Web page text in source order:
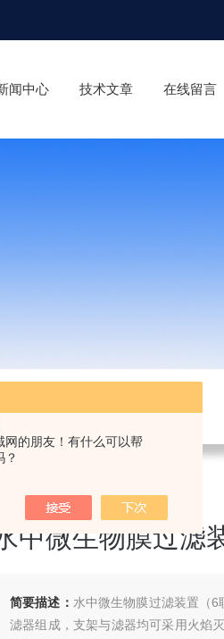
网的朋友！有什么可以帮
？
闻中心 技术文章 在线留言
中微生物膜过滤
简要描述： 水中微生物膜过滤装置（
滤器组成，支架与滤器均可采用火焰